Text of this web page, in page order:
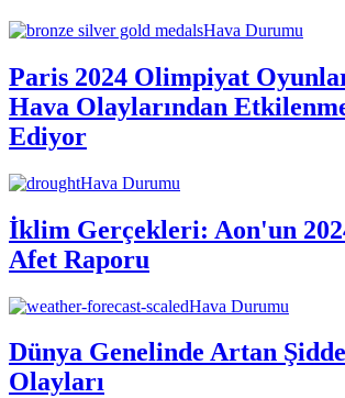
Hava Durumu
Paris 2024 Olimpiyat
Hava Olaylarından
Ediyor
Hava Durumu
İklim Gerçekleri: Aon'un
Afet Raporu
Hava Durumu
Dünya Genelinde Artan
Olayları